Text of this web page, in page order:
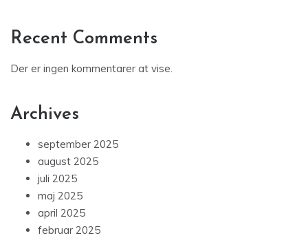
Recent Comments
Der er ingen kommentarer at vise.
Archives
september 2025
august 2025
juli 2025
maj 2025
april 2025
februar 2025